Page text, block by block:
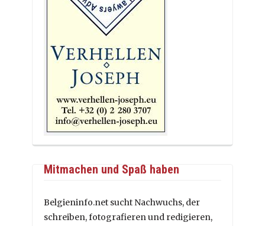
Mitmachen und Spaß haben
Belgieninfo.net sucht Nachwuchs, der
schreiben, fotografieren und redigieren,